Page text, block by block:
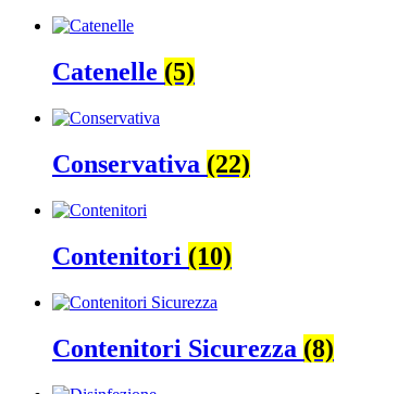
Catenelle (5)
Conservativa (22)
Contenitori (10)
Contenitori Sicurezza (8)